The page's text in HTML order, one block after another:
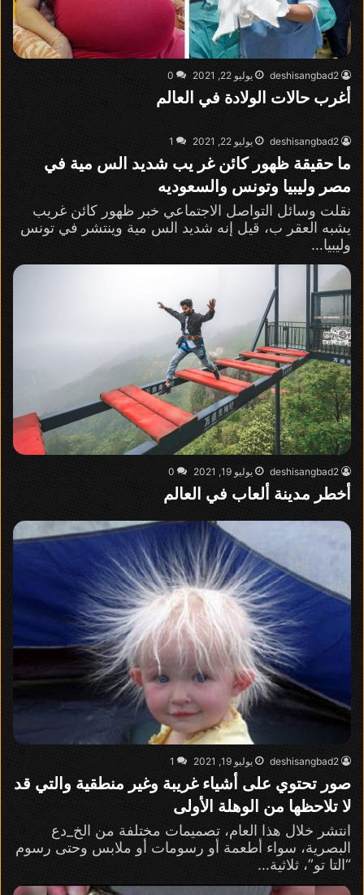
deshisangbad2 يوليو 22, 2021 0
أغرب حالات الولادة في العالم
deshisangbad2 يوليو 22, 2021 1
ما حقيقة ظهور كائن غر يب شديد الس مية في
مصر وليبيا وتونس والسعوديه
نقلت وسائل التواصل الاجتماعي خبر ظهور كائن غريب
يشبه العقر ب، قيل إنه شديد الس مية وينتشر في تونس
وليبيا…
deshisangbad2 يوليو 19, 2021 0
أخطر مدينة ألعاب في العالم
deshisangbad2 يوليو 19, 2021 1
صور تحتوي على أشياء غريبة وغير منطقية والتي قد
لا تلاحظها من الوهلة الأولى
انتشر خلال هذا العام، تصميمات مختلفة من الخ_دع
البصرية، سواء أطعمة أو رسومات أو ملابس وحتى رسوم
“التا تو”، ثلاثية…